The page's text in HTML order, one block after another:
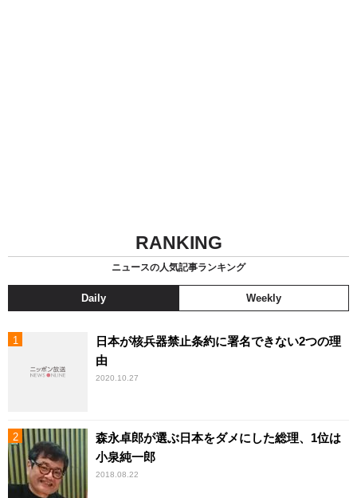
RANKING
ニュースの人気記事ランキング
Daily Weekly
日本が核兵器禁止条約に署名できない2つの理
由
2020.10.27
森永卓郎が選ぶ日本をダメにした総理、1位は
小泉純一郎
2018.08.22